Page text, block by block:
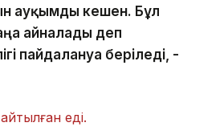
ауқымды кешен. Бұл
айналады деп
пайдалануға беріледі, -
айтылған еді.